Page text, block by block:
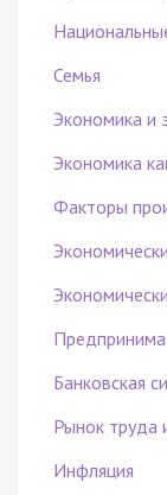
Семья
Экономика и
Экономика
Факторы
Банковская
Рынок труда
Инфляция